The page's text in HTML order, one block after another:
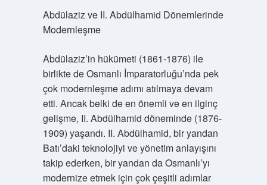
Abdülaziz ve II. Abdülhamid Dönemlerinde
Modernleşme
Abdülaziz’in hükümeti (1861-1876) ile
birlikte de Osmanlı İmparatorluğu’nda pek
çok modernleşme adımı atılmaya devam
etti. Ancak belki de en önemli ve en ilginç
gelişme, II. Abdülhamid döneminde (1876-
1909) yaşandı. II. Abdülhamid, bir yandan
Batı’daki teknolojiyi ve yönetim anlayışını
takip ederken, bir yandan da Osmanlı’yı
modernize etmek için çok çeşitli adımlar